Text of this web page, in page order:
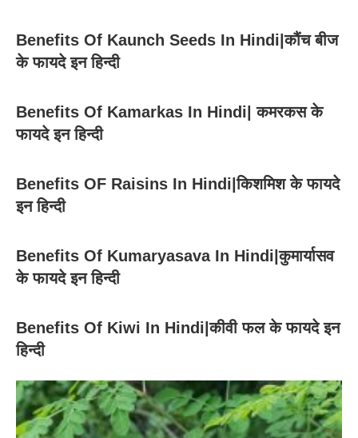
Benefits Of Kaunch Seeds In Hindi|कौंच बीज
के फायदे इन हिन्दी
Benefits Of Kamarkas In Hindi| कमरकस के
फायदे इन हिन्दी
Benefits OF Raisins In Hindi|किशमिश के फायदे
इन हिन्दी
Benefits Of Kumaryasava In Hindi|कुमार्यासव
के फायदे इन हिन्दी
Benefits Of Kiwi In Hindi|कीवी फल के फायदे इन
हिन्दी